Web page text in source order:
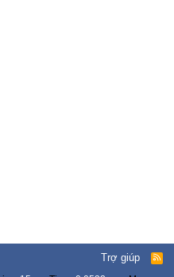
Trợ giúp
R